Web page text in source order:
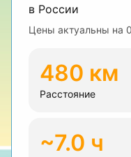
в России
Цены актуальны на
480 км
Расстояние
~7.0 ч